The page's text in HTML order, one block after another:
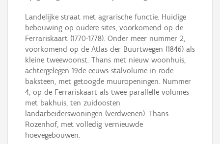
Landelijke straat met agrarische functie. Huidige
bebouwing op oudere sites, voorkomend op de
Ferrariskaart (1770-1778). Onder meer nummer 2,
voorkomend op de Atlas der Buurtwegen (1846) als
kleine tweewoonst. Thans met nieuw woonhuis,
achtergelegen 19de-eeuws stalvolume in rode
baksteen, met getoogde muuropeningen. Nummer
4, op de Ferrariskaart als twee parallelle volumes
met bakhuis, ten zuidoosten
landarbeiderswoningen (verdwenen). Thans
Rozenhof, met volledig vernieuwde
hoevegebouwen.